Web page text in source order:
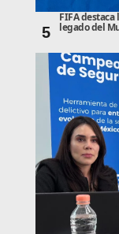
5
FIFA
legado del